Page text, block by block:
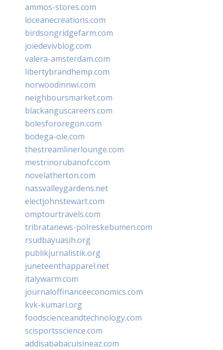
ammos-stores.com
loceanecreations.com
birdsongridgefarm.com
joiedevivblog.com
valera-amsterdam.com
libertybrandhemp.com
norwoodinnwi.com
neighboursmarket.com
blackanguscareers.com
bolesfororegon.com
bodega-ole.com
thestreamlinerlounge.com
mestrinorubanofc.com
novelatherton.com
nassvalleygardens.net
electjohnstewart.com
omptourtravels.com
tribratanews-polreskebumen.com
rsudbayuasih.org
publikjurnalistik.org
juneteenthapparel.net
italywarm.com
journaloffinanceeconomics.com
kvk-kumari.org
foodscienceandtechnology.com
scisportsscience.com
addisababacuisineaz.com